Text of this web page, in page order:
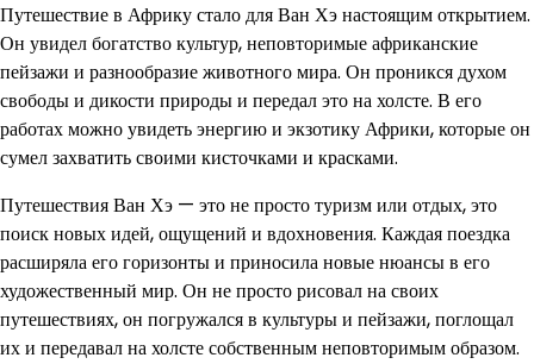
Путешествие в Африку стало для Ван Хэ настоящим открытием.
Он увидел богатство культур, неповторимые африканские
пейзажи и разнообразие животного мира. Он проникся духом
свободы и дикости природы и передал это на холсте. В его
работах можно увидеть энергию и экзотику Африки, которые он
сумел захватить своими кисточками и красками.
Путешествия Ван Хэ — это не просто туризм или отдых, это
поиск новых идей, ощущений и вдохновения. Каждая поездка
расширяла его горизонты и приносила новые нюансы в его
художественный мир. Он не просто рисовал на своих
путешествиях, он погружался в культуры и пейзажи, поглощал
их и передавал на холсте собственным неповторимым образом.